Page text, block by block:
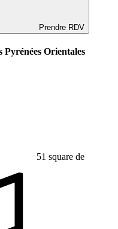
Prendre RDV
Pyrénées Orientales
51 square de